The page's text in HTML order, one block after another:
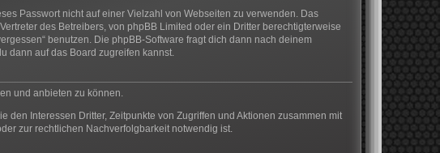
Passwort nicht auf einer Vielzahl von Webseiten zu verwenden. Das
des Betreibers, von phpBB Limited oder ein Dritter berechtigterweise
benutzen. Die phpBB-Software fragt dich dann nach deinem
dann auf das Board zugreifen kannst.
und anbieten zu können.
Interessen Dritter, Zeitpunkte von Zugriffen und Aktionen zusammen mit
zur rechtlichen Nachverfolgbarkeit notwendig ist.